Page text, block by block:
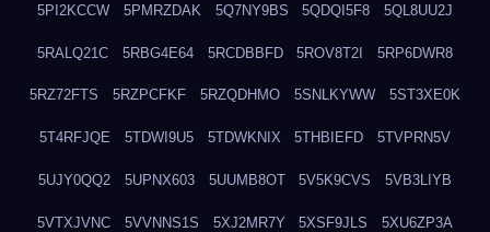
5PI2KCCW 5PMRZDAK 5Q7NY9BS 5QDQI5F8 5QL8UU2J
5RALQ21C 5RBG4E64 5RCDBBFD 5ROV8T2I 5RP6DWR8
5RZ72FTS 5RZPCFKF 5RZQDHMO 5SNLKYWW 5ST3XE0K
5T4RFJQE 5TDWI9U5 5TDWKNIX 5THBIEFD 5TVPRN5V
5UJY0QQ2 5UPNX603 5UUMB8OT 5V5K9CVS 5VB3LIYB
5VTXJVNC 5VVNNS1S 5XJ2MR7Y 5XSF9JLS 5XU6ZP3A